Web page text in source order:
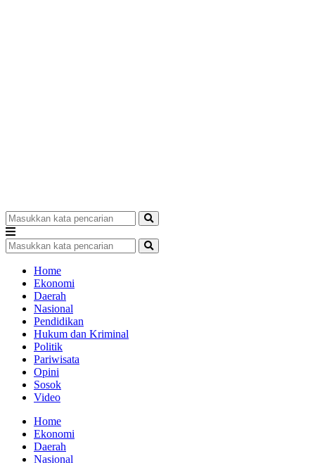
Home
Ekonomi
Daerah
Nasional
Pendidikan
Hukum dan Kriminal
Politik
Pariwisata
Opini
Sosok
Video
Home
Ekonomi
Daerah
Nasional